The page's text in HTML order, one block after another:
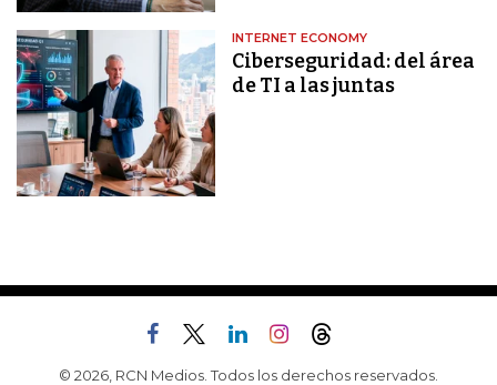
INTERNET ECONOMY
Ciberseguridad: del área
de TI a las juntas
© 2026, RCN Medios. Todos los derechos reservados.